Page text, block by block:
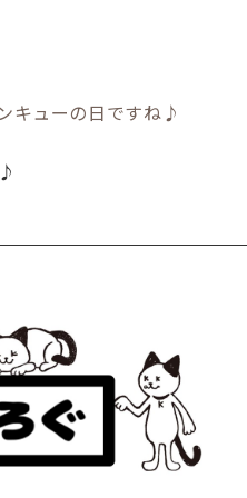
キューの日ですね♪